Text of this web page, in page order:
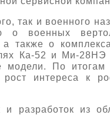
так и военного
военных
также о
Ка-52 и Ми-28НЭ
По итогам
интереса к
разработок из